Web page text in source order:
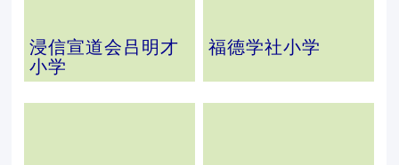
浸信宣道会吕明才
小学
福德学社小学